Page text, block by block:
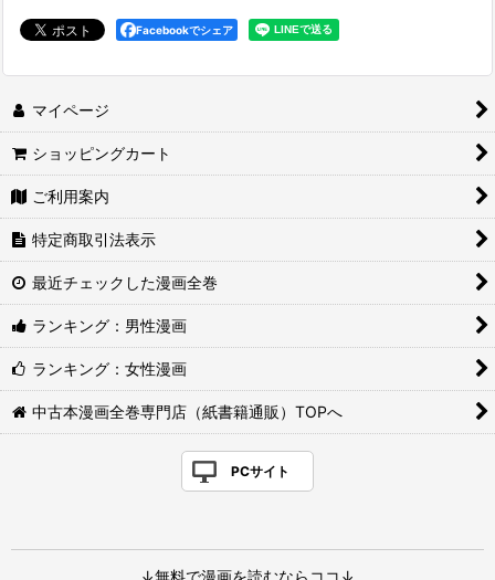
Facebookでシェア
マイページ
ショッピングカート
ご利用案内
特定商取引法表示
最近チェックした漫画全巻
ランキング：男性漫画
ランキング：女性漫画
中古本漫画全巻専門店（紙書籍通販）TOPへ
PCサイト
↓無料で漫画を読むならココ↓